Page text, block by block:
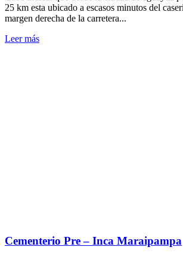
25 km esta ubicado a escasos minutos del
margen derecha de la carretera...
Leer más
Cementerio Pre – Inca Maraipampa